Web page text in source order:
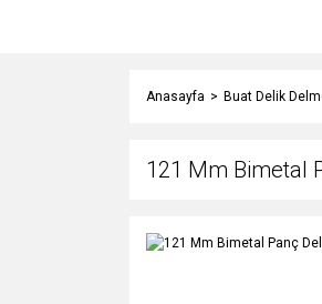
Anasayfa Buat Delik
121 Mm Bimetal